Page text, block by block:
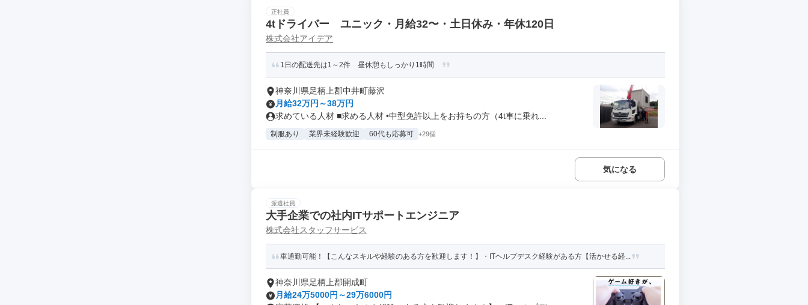
正社員
4tドライバー ユニック・月給32〜・土日休み・年休120日
株式会社アイデア
1日の配送先は1～2件 昼休憩もしっかり1時間
神奈川県足柄上郡中井町藤沢
月給32万円～38万円
求めている人材 ■求める人材 •中型免許以上をお持ちの方（4t車に乗れ...
制服あり 業界未経験歓迎 60代も応募可 +29個
気になる
派遣社員
大手企業での社内ITサポートエンジニア
株式会社スタッフサービス
車通勤可能！【こんなスキルや経験のある方を歓迎します！】・ITヘルプデスク経験がある方【活かせる経...
神奈川県足柄上郡開成町
月給24万5000円～29万6000円